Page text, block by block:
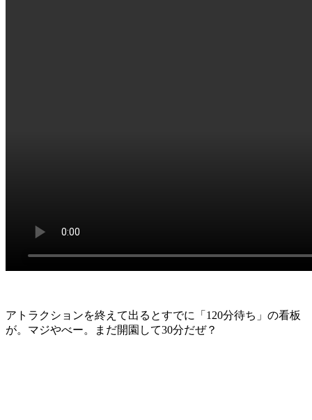
アトラクションを終えて出るとすでに「120分待ち」の看板
が。マジやべー。まだ開園して30分だぜ？